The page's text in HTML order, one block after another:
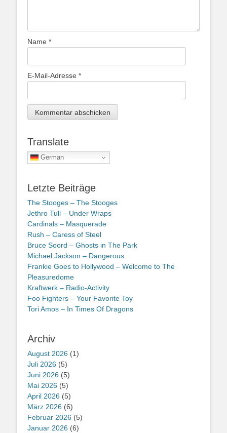
Name *
E-Mail-Adresse *
Translate
German
Letzte Beiträge
The Stooges – The Stooges
Jethro Tull – Under Wraps
Cardinals – Masquerade
Rush – Caress of Steel
Bruce Soord – Ghosts in The Park
Michael Jackson – Dangerous
Frankie Goes to Hollywood – Welcome to The
Pleasuredome
Kraftwerk – Radio-Activity
Foo Fighters – Your Favorite Toy
Tori Amos – In Times Of Dragons
Archiv
August 2026 (1)
Juli 2026 (5)
Juni 2026 (5)
Mai 2026 (5)
April 2026 (5)
März 2026 (6)
Februar 2026 (5)
Januar 2026 (6)